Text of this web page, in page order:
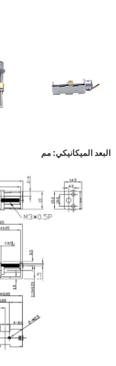
البعد الميكانيكي: مم